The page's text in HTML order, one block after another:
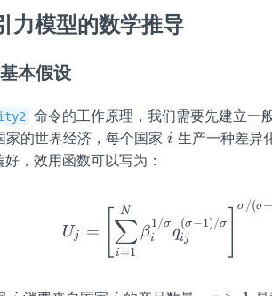
力模型的数学推导
本假设
命令的工作原理，我们需要先建立一
家的世界经济，每个国家i
i 生产一种差异
，效用函数可以写为：
U_j =
Uj =
i=1
∑
N
βi
1/σqij
(σ−1)/σ
σ /(σ−